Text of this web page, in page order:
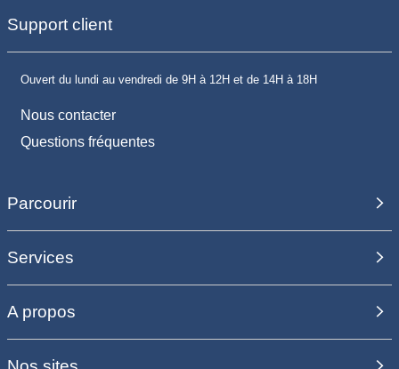
Support client
Ouvert du lundi au vendredi de 9H à 12H et de 14H à 18H
Nous contacter
Questions fréquentes
Parcourir
Services
A propos